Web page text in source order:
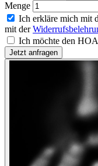
Menge
Ich erkläre mich mit
mit der
Ich möchte den